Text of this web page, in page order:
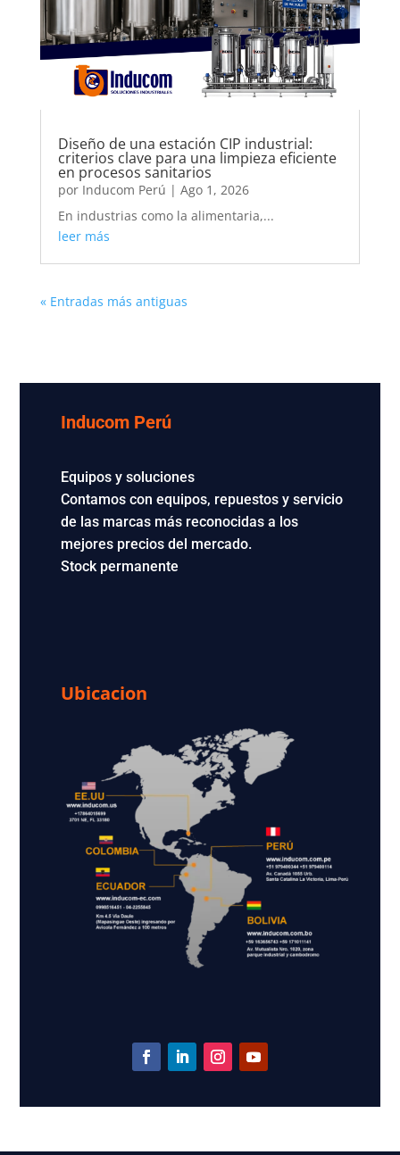
Diseño de una estación CIP industrial:
criterios clave para una limpieza eficiente
en procesos sanitarios
por Inducom Perú | Ago 1, 2026
En industrias como la alimentaria,...
leer más
« Entradas más antiguas
Inducom Perú
Equipos y soluciones
Contamos con equipos, repuestos y servicio
de las marcas más reconocidas a los
mejores precios del mercado.
Stock permanente
Ubicacion